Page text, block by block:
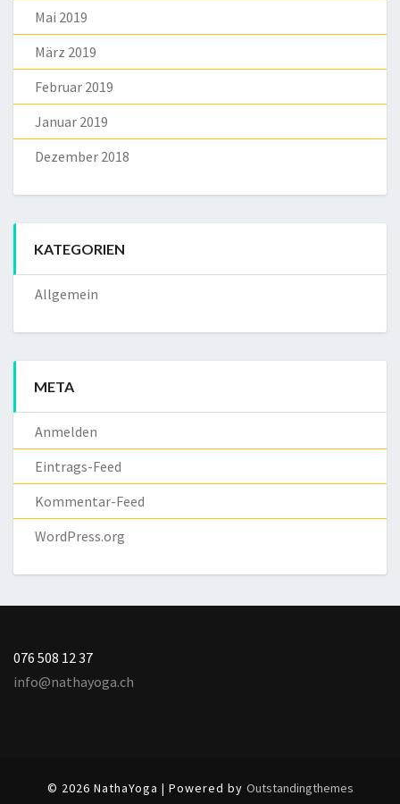
Mai 2019
März 2019
Februar 2019
Januar 2019
Dezember 2018
KATEGORIEN
Allgemein
META
Anmelden
Eintrags-Feed
Kommentar-Feed
WordPress.org
076 508 12 37
info@nathayoga.ch
© 2026 NathaYoga | Powered by Outstandingthemes